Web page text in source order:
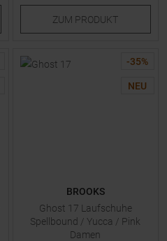
ZUM PRODUKT
-35%
NEU
BROOKS
Ghost 17 Laufschuhe
Spellbound / Yucca / Pink
Damen